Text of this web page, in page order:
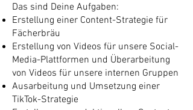
Das sind Deine Aufgaben:
Erstellung einer Content-Strategie für
Fächerbräu
Erstellung von Videos für unsere Social-
Media-Plattformen und Überarbeitung
von Videos für unsere internen Gruppen
Ausarbeitung und Umsetzung einer
TikTok-Strategie